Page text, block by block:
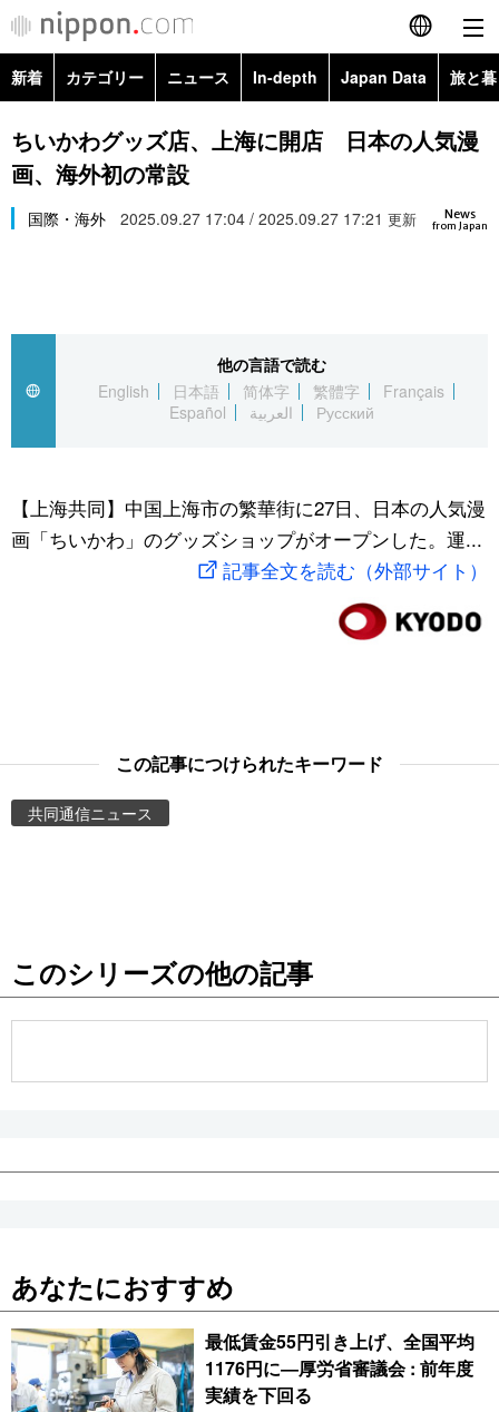
English
简体字
Русский
カテゴリー
経済・ビジネス
国際
文化
トップ
アーカイブ
In-depth
Japan Data
動画/Live
お知らせ
新着 カテゴリー ニュース In-depth Japan Data 旅と
政治・外交
経済・ビジネス
スポーツ・東京2020
Topics
ちいかわグッズ店、上海に開店 日本の人気漫
画、海外初の常設
News
from Japan
国際・海外 2025.09.27 17:04 / 2025.09.27 17:21 更新
他の言語で読む
English
日本語 简体字 繁體字
Français
Español
العربية Русский
【上海共同】中国上海市の繁華街に27日、日本の人気漫
画「ちいかわ」のグッズショップがオープンした。運...
記事全文を読む（外部サイト）
この記事につけられたキーワード
共同通信ニュース
このシリーズの他の記事
あなたにおすすめ
最低賃金55円引き上げ、全国平均
1176円に―厚労省審議会 : 前年度
実績を下回る